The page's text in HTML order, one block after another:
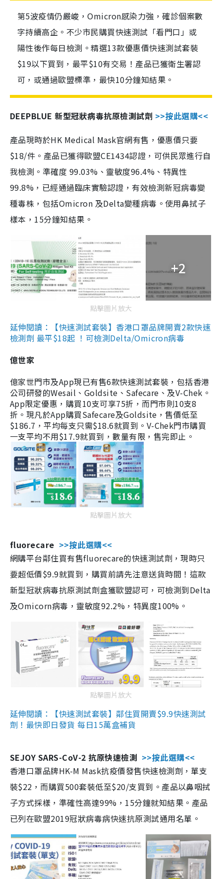
第5波疫情仍嚴峻，Omicron感染力強，確診個案數
字持續高企。不少市民購買快速測試「看門口」或
陽性後作每日檢測。精選13款優惠價快速測試套裝
$19以下買到，最平$10有交易！產品已獲衛生署認
可，或通過歐盟標準，最快10分鐘知結果。
DEEPBLUE 新型冠狀病毒抗原檢測試劑 >>按此選購<<
產品現時於HK Medical Mask官網有售，優惠價只要
$18/件。產品已獲得歐盟CE1434認證，可供民眾進行自
我檢測。準確度 99.03%、靈敏度96.4%、特異性
99.8%，已經通過臨床實驗認證，有效檢測新冠病毒變
種毒株，包括Omicron 及Delta變種病毒。使用鼻拭子
樣本，15分鐘知結果。
+2
點擊圖片放大
延伸閱讀：【快速測試套裝】香港口罩品牌開賣2款快速
檢測劑 最平$18起 ！可檢測Delta/Omicron病毒
億世家
億家世門市及App現已有售6款快速測試套裝，包括香港
公司研發的Wesail、Goldsite、Safecare、及V-Chek。
App限定優惠，購買10支可享75折，而門市則10支8
折。現凡於App購買Safecare及Goldsite，售價低至
$186.7，平均每支只需$18.6就買到。V-Chek門市購買
一支平均不用$17.9就買到，數量有限，售完即止。
點擊圖片放大
fluorecare >>按此選購<<
網購平台鄰住買有售fluorecare的快速測試劑，現時只
要超低價$9.9就買到，購買前請先注意送貨時間！這款
新型冠狀病毒抗原測試劑盒獲歐盟認可，可檢測到Delta
及Omicorn病毒，靈敏度92.2%，特異度100%。
點擊圖片放大
延伸閱讀：【快速測試套裝】鄰住買開賣$9.9快速測試
劑！最快即日發貨 每日15萬盒補貨
SEJOY SARS-CoV-2 抗原快速檢測 >>按此選購<<
香港口罩品牌HK-M Mask抗疫價發售快速檢測劑，單支
裝$22，而購買500套裝低至$20/支買到。產品以鼻咽拭
子方式採樣，準確性高達99%，15分鐘就知結果。產品
已列在歐盟2019冠狀病毒病快速抗原測試通用名單。